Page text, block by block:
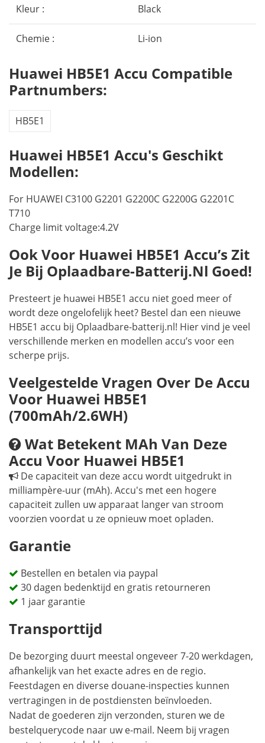
Kleur : Black
Chemie : Li-ion
Huawei HB5E1 Accu Compatible
Partnumbers:
HB5E1
Huawei HB5E1 Accu's Geschikt
Modellen:
For HUAWEI C3100 G2201 G2200C G2200G G2201C
T710
Charge limit voltage:4.2V
Ook Voor Huawei HB5E1 Accu’s Zit
Je Bij Oplaadbare-Batterij.nl Goed!
Presteert je huawei HB5E1 accu niet goed meer of
wordt deze ongelofelijk heet? Bestel dan een nieuwe
HB5E1 accu bij Oplaadbare-batterij.nl! Hier vind je veel
verschillende merken en modellen accu’s voor een
scherpe prijs.
Veelgestelde Vragen Over De Accu
Voor Huawei HB5E1
(700mAh/2.6WH)
Wat Betekent MAh Van Deze
Accu Voor Huawei HB5E1
De capaciteit van deze accu wordt uitgedrukt in
milliampère-uur (mAh). Accu's met een hogere
capaciteit zullen uw apparaat langer van stroom
voorzien voordat u ze opnieuw moet opladen.
Garantie
Bestellen en betalen via paypal
30 dagen bedenktijd en gratis retourneren
1 jaar garantie
Transporttijd
De bezorging duurt meestal ongeveer 7-20 werkdagen,
afhankelijk van het exacte adres en de regio.
Feestdagen en diverse douane-inspecties kunnen
vertragingen in de postdiensten beïnvloeden.
Nadat de goederen zijn verzonden, sturen we de
bestelquerycode naar uw e-mail. Neem bij vragen